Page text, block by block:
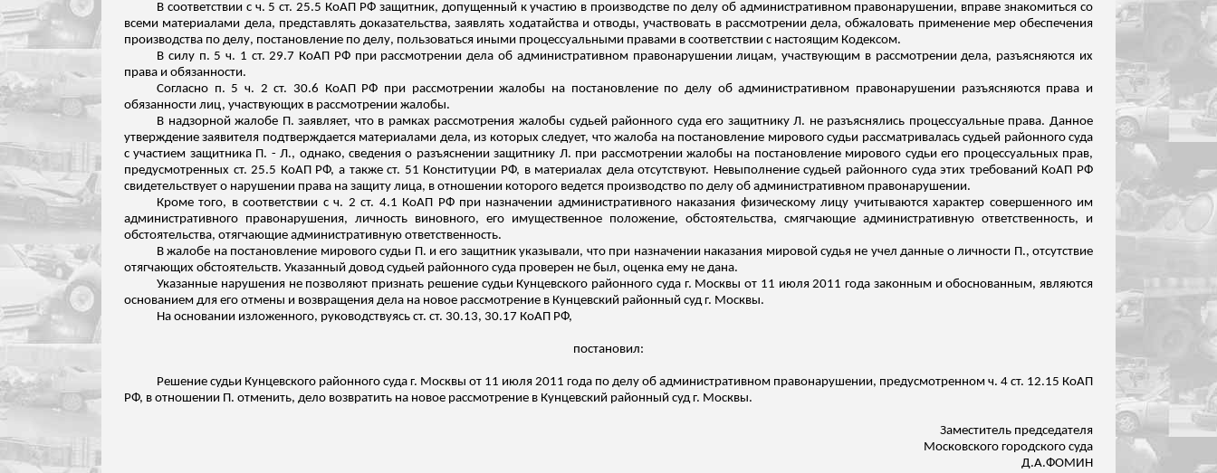
В соответствии с ч. 5 ст. 25.5 КоАП РФ защитник, допущенный к участию в производстве по делу об административном правонарушении, вправе знакомиться со
всеми материалами дела, представлять доказательства, заявлять ходатайства и отводы, участвовать в рассмотрении дела, обжаловать применение мер обеспечения
производства по делу, постановление по делу, пользоваться иными процессуальными правами в соответствии с настоящим Кодексом.
В силу п. 5 ч. 1 ст. 29.7 КоАП РФ при рассмотрении дела об административном правонарушении лицам, участвующим в рассмотрении дела, разъясняются их
права и обязанности.
Согласно п. 5 ч. 2 ст. 30.6 КоАП РФ при рассмотрении жалобы на постановление по делу об административном правонарушении разъясняются права и
обязанности лиц, участвующих в рассмотрении жалобы.
В надзорной жалобе П. заявляет, что в рамках рассмотрения жалобы судьей районного суда его защитнику Л. не разъяснялись процессуальные права. Данное
утверждение заявителя подтверждается материалами дела, из которых следует, что жалоба на постановление мирового судьи рассматривалась судьей районного суда
с участием защитника П. - Л., однако, сведения о разъяснении защитнику Л. при рассмотрении жалобы на постановление мирового судьи его процессуальных прав,
предусмотренных ст. 25.5 КоАП РФ, а также ст. 51 Конституции РФ, в материалах дела отсутствуют. Невыполнение судьей районного суда этих требований КоАП РФ
свидетельствует о нарушении права на защиту лица, в отношении которого ведется производство по делу об административном правонарушении.
Кроме того, в соответствии с ч. 2 ст. 4.1 КоАП РФ при назначении административного наказания физическому лицу учитываются характер совершенного им
административного правонарушения, личность виновного, его имущественное положение, обстоятельства, смягчающие административную ответственность, и
обстоятельства, отягчающие административную ответственность.
В жалобе на постановление мирового судьи П. и его защитник указывали, что при назначении наказания мировой судья не учел данные о личности П., отсутствие
отягчающих обстоятельств. Указанный довод судьей районного суда проверен не был, оценка ему не дана.
Указанные нарушения не позволяют признать решение судьи Кунцевского районного суда г. Москвы от 11 июля 2011 года законным и обоснованным, являются
основанием для его отмены и возвращения дела на новое рассмотрение в Кунцевский районный суд г. Москвы.
На основании изложенного, руководствуясь ст. ст. 30.13, 30.17 КоАП РФ,
постановил:
Решение судьи Кунцевского районного суда г. Москвы от 11 июля 2011 года по делу об административном правонарушении, предусмотренном ч. 4 ст. 12.15 КоАП
РФ, в отношении П. отменить, дело возвратить на новое рассмотрение в Кунцевский районный суд г. Москвы.
Заместитель председателя
Московского городского суда
Д.А.ФОМИН